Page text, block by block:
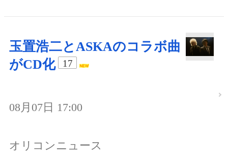
玉置浩二とASKAのコラボ曲
がCD化
17
08月07日 17:00
オリコンニュース